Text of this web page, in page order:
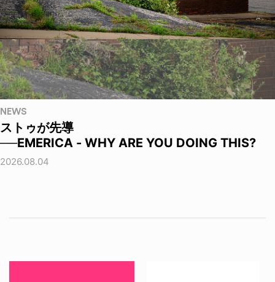
NEWS
ストゥが先導
──EMERICA - WHY ARE YOU DOING THIS?
2026.08.04